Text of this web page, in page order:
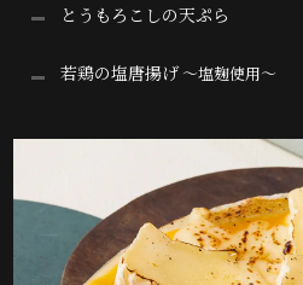
とうもろこしの天ぷら
若鶏の塩唐揚げ ～塩麹使用～